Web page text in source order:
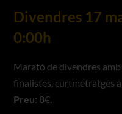
Divendres 17
0:00h
Marató de divendres
finalistes, curtmetratges a
Preu: 8€.